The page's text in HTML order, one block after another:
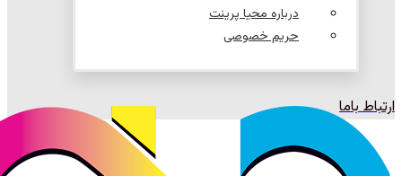
درباره محیا پرینت
حریم خصوصی
ارتباط باما